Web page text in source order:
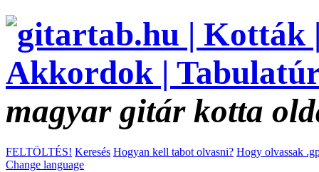
magyar gitár kotta
FELTÖLTÉS! Keresés Hogyan kell tabot olvasni? Hogy olvassak
Change language